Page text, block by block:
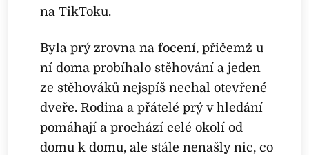
na TikToku.
Byla prý zrovna na focení, přičemž u
ní doma probíhalo stěhování a jeden
ze stěhováků nejspíš nechal otevřené
dveře. Rodina a přátelé prý v hledání
pomáhají a prochází celé okolí od
domu k domu, ale stále nenašly nic, co